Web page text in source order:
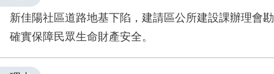
新佳陽社區道路地基下陷，建請區公所建設課辦理會
確實保障民眾生命財產安全。